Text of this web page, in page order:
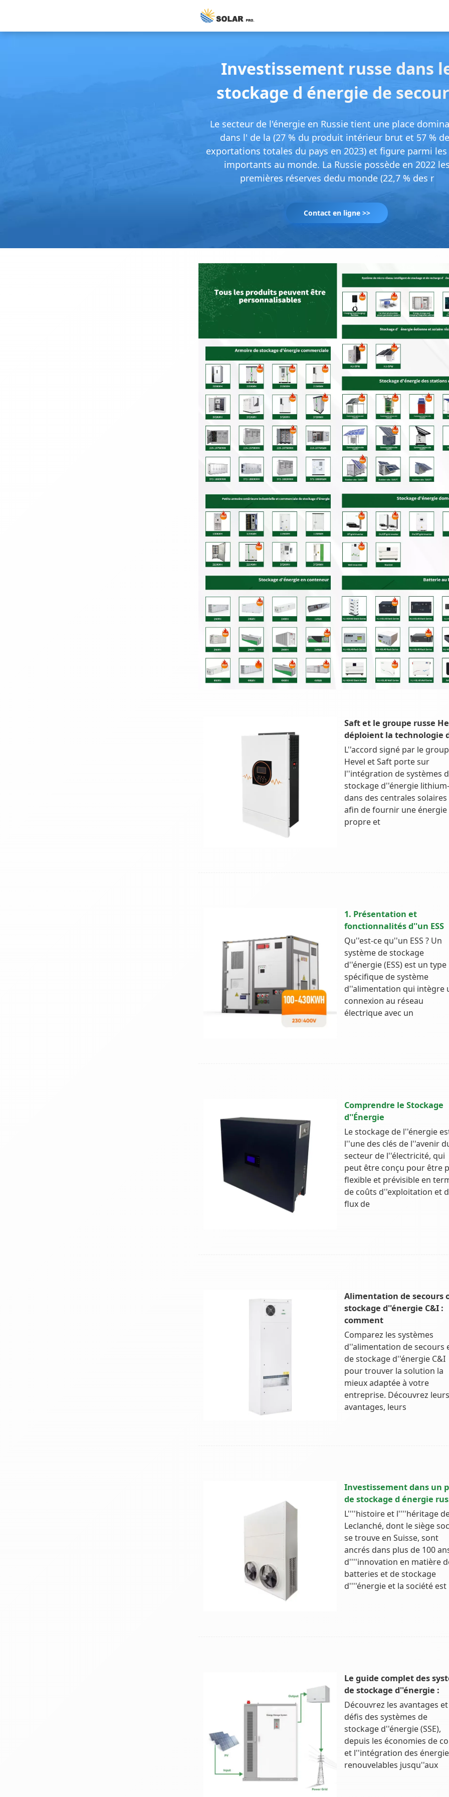
Investissement russe dans
stockage d énergie de
Le secteur de l'énergie en Russie tient une place
dans l' de la (27 % du produit intérieur brut et 57 %
exportations totales du pays en 2023) et figure parmi
importants au monde. La Russie possède en 2022
premières réserves dedu monde (22,7 % des r
Contact en ligne >>
Saft et le groupe russe
déploient la technologie
L''accord signé par le
Hevel et Saft porte sur
l''intégration de systèmes
stockage d''énergie
dans des centrales solaires
afin de fournir une énergie
propre et
1. Présentation et
fonctionnalités d''un ESS
Qu''est-ce qu''un ESS ? Un
système de stockage
d''énergie (ESS) est un type
spécifique de système
d''alimentation qui intègre
connexion au réseau
électrique avec un
Comprendre le Stockage
d''Énergie
Le stockage de l''énergie
l''une des clés de l''avenir
secteur de l''électricité, qui
peut être conçu pour être
flexible et prévisible en
de coûts d''exploitation et
flux de
Alimentation de secours
stockage d''énergie C&I :
comment
Comparez les systèmes
d''alimentation de secours
de stockage d''énergie C&I
pour trouver la solution la
mieux adaptée à votre
entreprise. Découvrez leurs
avantages, leurs
Investissement dans un
de stockage d énergie
L''''histoire et l''''héritage
Leclanché, dont le siège
se trouve en Suisse, sont
ancrés dans plus de 100
d''''innovation en matière
batteries et de stockage
d''''énergie et la société est
Le guide complet des
de stockage d''énergie :
Découvrez les avantages
défis des systèmes de
stockage d''énergie (SSE),
depuis les économies de
et l''intégration des
renouvelables jusqu''aux